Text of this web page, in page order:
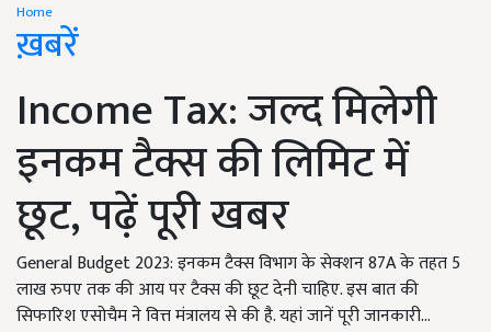
Home
ख़बरें
Income Tax: जल्द मिलेगी
इनकम टैक्स की लिमिट में
छूट, पढ़ें पूरी खबर
General Budget 2023: इनकम टैक्स विभाग के सेक्शन 87A के तहत 5
लाख रुपए तक की आय पर टैक्स की छूट देनी चाहिए. इस बात की
सिफारिश एसोचैम ने वित्त मंत्रालय से की है. यहां जानें पूरी जानकारी...